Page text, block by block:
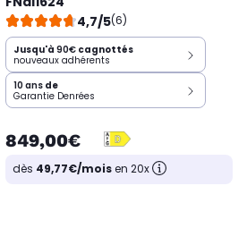
4,7/5(6)
Jusqu'à 90€ cagnottés
nouveaux adhérents
10 ans de
Garantie Denrées
849,00€
dès 49,77€/moisen 20x